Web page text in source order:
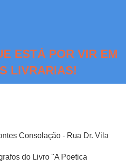
ESTÁ POR VIR EM
LIVRARIAS!
Consolação - Rua Dr. Vila
do Livro "A Poetica